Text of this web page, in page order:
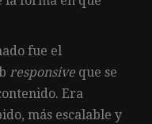
fue el
responsive que se
Era
más escalable y